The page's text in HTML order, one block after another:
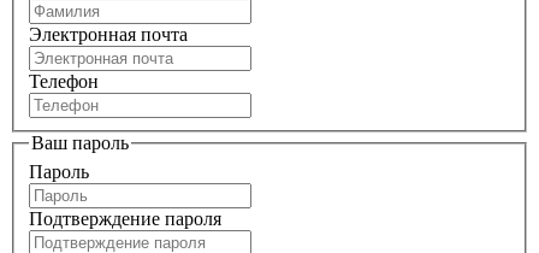
Электронная почта
Телефон
Ваш пароль
Пароль
Подтверждение пароля